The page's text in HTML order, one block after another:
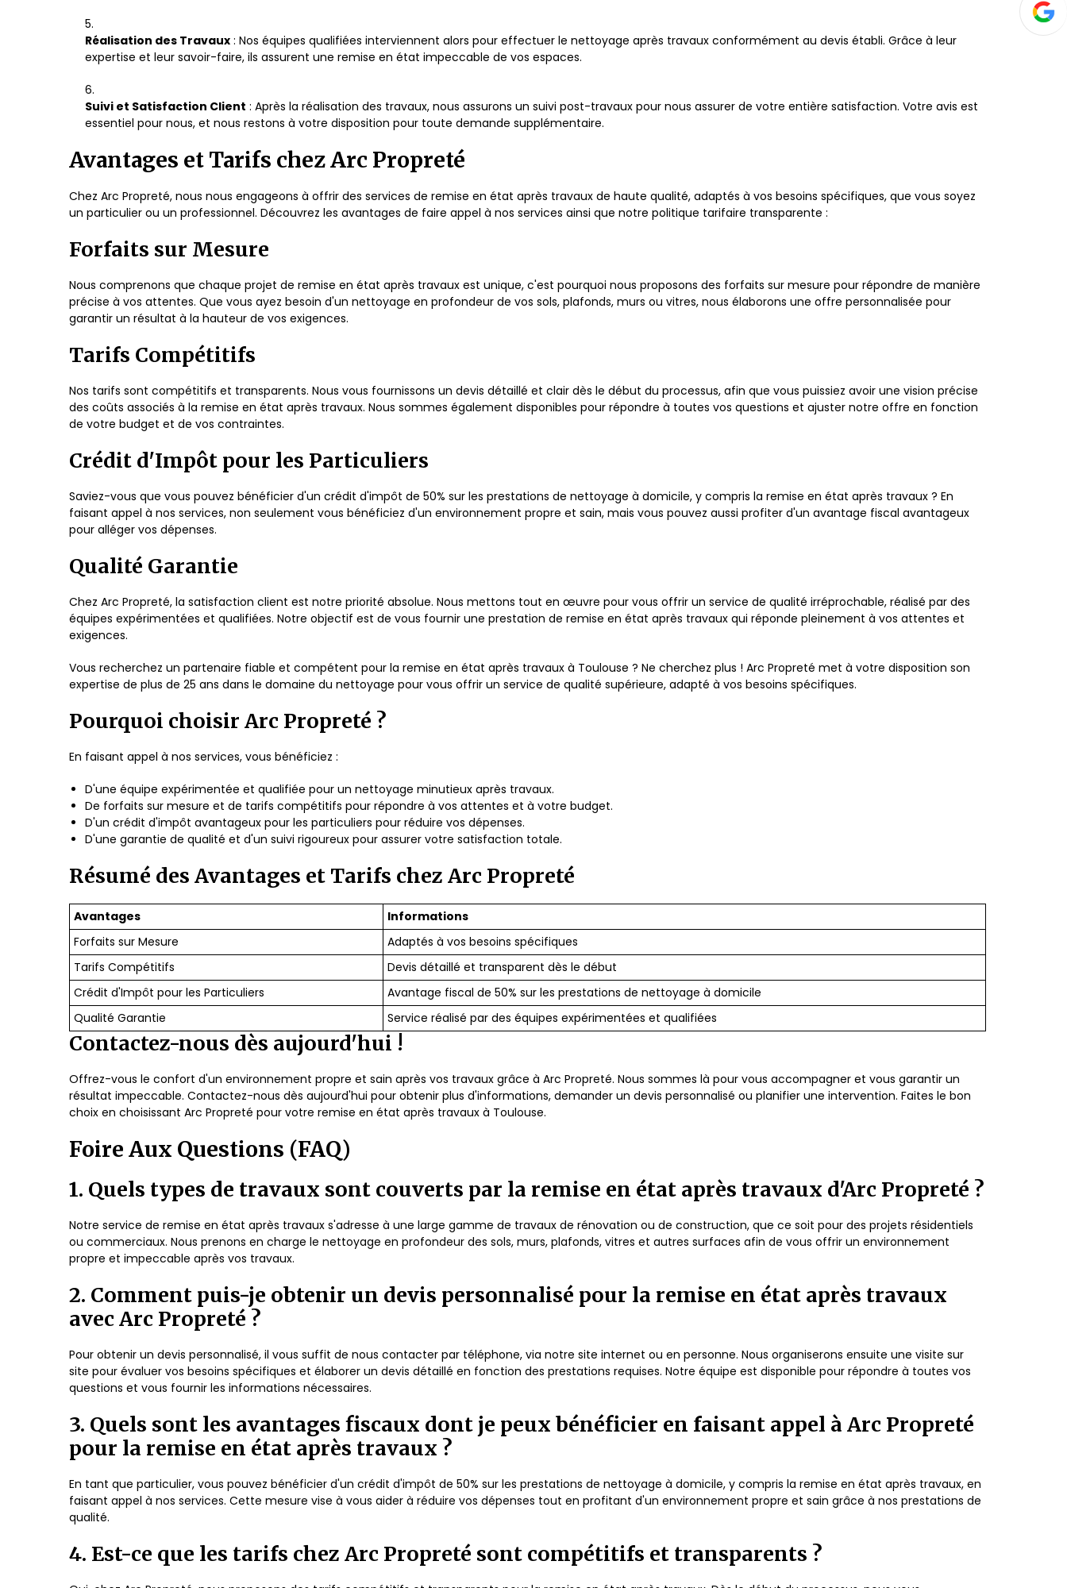
Réalisation des Travaux : Nos équipes qualifiées interviennent alors pour effectuer le nettoyage après travaux conformément au devis établi. Grâce à leur
expertise et leur savoir-faire, ils assurent une remise en état impeccable de vos espaces.
Suivi et Satisfaction Client : Après la réalisation des travaux, nous assurons un suivi post-travaux pour nous assurer de votre entière satisfaction. Votre avis est
essentiel pour nous, et nous restons à votre disposition pour toute demande supplémentaire.
Avantages et Tarifs chez Arc Propreté
Chez Arc Propreté, nous nous engageons à offrir des services de remise en état après travaux de haute qualité, adaptés à vos besoins spécifiques, que vous soyez
un particulier ou un professionnel. Découvrez les avantages de faire appel à nos services ainsi que notre politique tarifaire transparente :
Forfaits sur Mesure
Nous comprenons que chaque projet de remise en état après travaux est unique, c'est pourquoi nous proposons des forfaits sur mesure pour répondre de manière
précise à vos attentes. Que vous ayez besoin d'un nettoyage en profondeur de vos sols, plafonds, murs ou vitres, nous élaborons une offre personnalisée pour
garantir un résultat à la hauteur de vos exigences.
Tarifs Compétitifs
Nos tarifs sont compétitifs et transparents. Nous vous fournissons un devis détaillé et clair dès le début du processus, afin que vous puissiez avoir une vision précise
des coûts associés à la remise en état après travaux. Nous sommes également disponibles pour répondre à toutes vos questions et ajuster notre offre en fonction
de votre budget et de vos contraintes.
Crédit d'Impôt pour les Particuliers
Saviez-vous que vous pouvez bénéficier d'un crédit d'impôt de 50% sur les prestations de nettoyage à domicile, y compris la remise en état après travaux ? En
faisant appel à nos services, non seulement vous bénéficiez d'un environnement propre et sain, mais vous pouvez aussi profiter d'un avantage fiscal avantageux
pour alléger vos dépenses.
Qualité Garantie
Chez Arc Propreté, la satisfaction client est notre priorité absolue. Nous mettons tout en œuvre pour vous offrir un service de qualité irréprochable, réalisé par des
équipes expérimentées et qualifiées. Notre objectif est de vous fournir une prestation de remise en état après travaux qui réponde pleinement à vos attentes et
exigences.
Vous recherchez un partenaire fiable et compétent pour la remise en état après travaux à Toulouse ? Ne cherchez plus ! Arc Propreté met à votre disposition son
expertise de plus de 25 ans dans le domaine du nettoyage pour vous offrir un service de qualité supérieure, adapté à vos besoins spécifiques.
Pourquoi choisir Arc Propreté ?
En faisant appel à nos services, vous bénéficiez :
D'une équipe expérimentée et qualifiée pour un nettoyage minutieux après travaux.
De forfaits sur mesure et de tarifs compétitifs pour répondre à vos attentes et à votre budget.
D'un crédit d'impôt avantageux pour les particuliers pour réduire vos dépenses.
D'une garantie de qualité et d'un suivi rigoureux pour assurer votre satisfaction totale.
Résumé des Avantages et Tarifs chez Arc Propreté
Avantages
Informations
Forfaits sur Mesure
Adaptés à vos besoins spécifiques
Tarifs Compétitifs
Devis détaillé et transparent dès le début
Crédit d'Impôt pour les Particuliers
Avantage fiscal de 50% sur les prestations de nettoyage à domicile
Qualité Garantie
Service réalisé par des équipes expérimentées et qualifiées
Contactez-nous dès aujourd'hui !
Offrez-vous le confort d'un environnement propre et sain après vos travaux grâce à Arc Propreté. Nous sommes là pour vous accompagner et vous garantir un
résultat impeccable. Contactez-nous dès aujourd'hui pour obtenir plus d'informations, demander un devis personnalisé ou planifier une intervention. Faites le bon
choix en choisissant Arc Propreté pour votre remise en état après travaux à Toulouse.
Foire Aux Questions (FAQ)
1. Quels types de travaux sont couverts par la remise en état après travaux d'Arc Propreté ?
Notre service de remise en état après travaux s'adresse à une large gamme de travaux de rénovation ou de construction, que ce soit pour des projets résidentiels
ou commerciaux. Nous prenons en charge le nettoyage en profondeur des sols, murs, plafonds, vitres et autres surfaces afin de vous offrir un environnement
propre et impeccable après vos travaux.
2. Comment puis-je obtenir un devis personnalisé pour la remise en état après travaux
avec Arc Propreté ?
Pour obtenir un devis personnalisé, il vous suffit de nous contacter par téléphone, via notre site internet ou en personne. Nous organiserons ensuite une visite sur
site pour évaluer vos besoins spécifiques et élaborer un devis détaillé en fonction des prestations requises. Notre équipe est disponible pour répondre à toutes vos
questions et vous fournir les informations nécessaires.
3. Quels sont les avantages fiscaux dont je peux bénéficier en faisant appel à Arc Propreté
pour la remise en état après travaux ?
En tant que particulier, vous pouvez bénéficier d'un crédit d'impôt de 50% sur les prestations de nettoyage à domicile, y compris la remise en état après travaux, en
faisant appel à nos services. Cette mesure vise à vous aider à réduire vos dépenses tout en profitant d'un environnement propre et sain grâce à nos prestations de
qualité.
4. Est-ce que les tarifs chez Arc Propreté sont compétitifs et transparents ?